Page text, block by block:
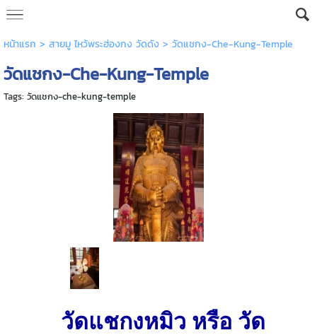
หน้าแรก > สายมู ไหว้พระฮ่องกง วัดดัง> วัดแชกง-Che-Kung-Temple
วัดแชกง-Che-Kung-Temple
Tags: วัดแชกง-che-kung-temple
วัดแชกงหมิว หรือ วัด